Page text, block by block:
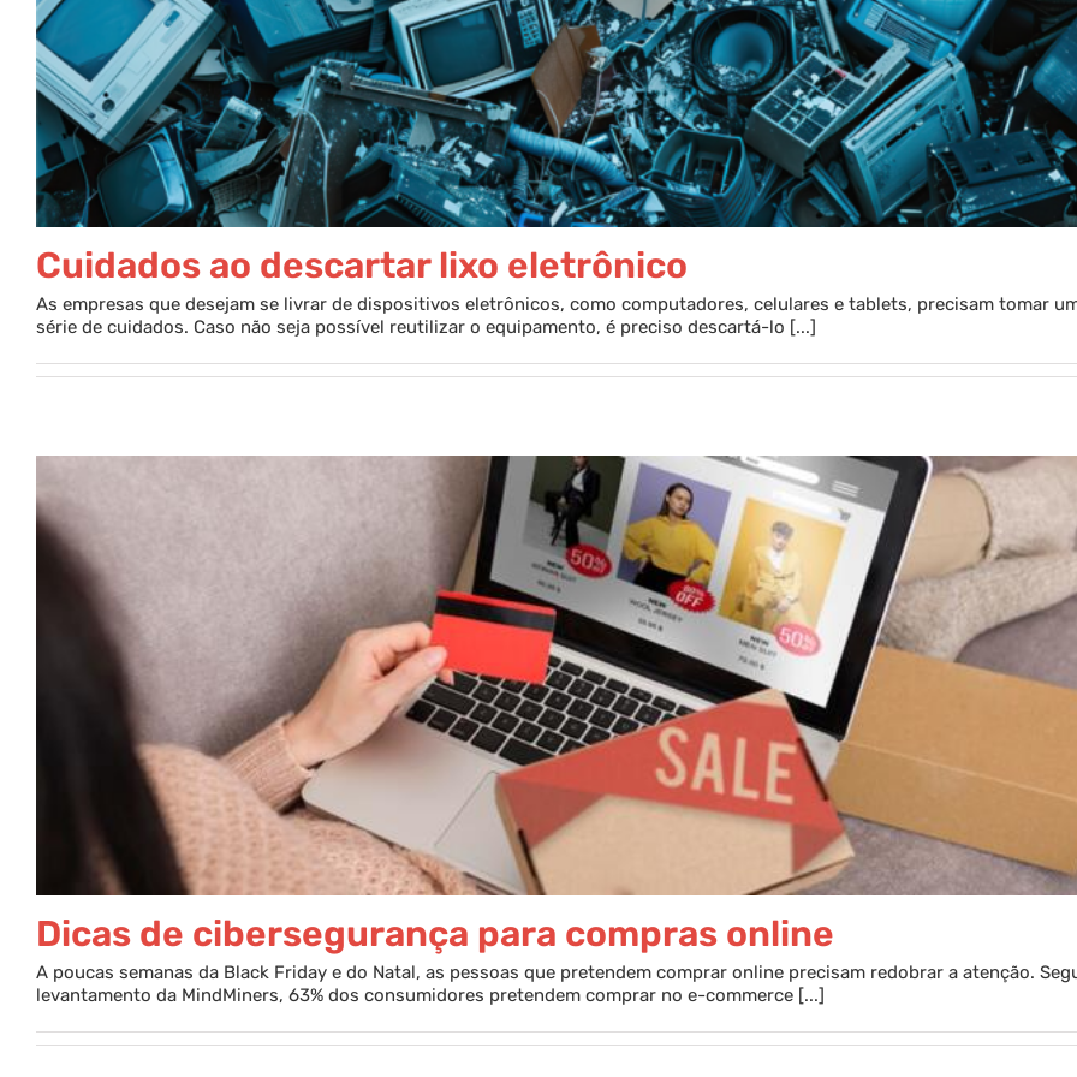
Cuidados ao descartar lixo eletrônico
As empresas que desejam se livrar de dispositivos eletrônicos, como computadores, celulares e tablets, precisam tomar
série de cuidados. Caso não seja possível reutilizar o equipamento, é preciso descartá-lo [...]
Dicas de cibersegurança para compras online
A poucas semanas da Black Friday e do Natal, as pessoas que pretendem comprar online precisam redobrar a atenção.
levantamento da MindMiners, 63% dos consumidores pretendem comprar no e-commerce [...]